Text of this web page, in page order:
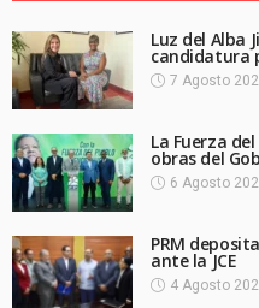
Luz del Alba
candidatura
7 Agosto
La Fuerza
obras del
6 Agosto
PRM
ante la JCE
4 Agosto